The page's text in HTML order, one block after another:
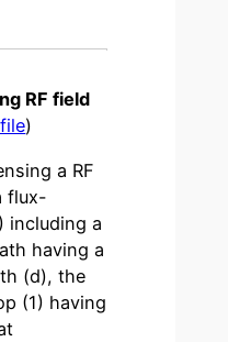
RF field
)
a RF
flux-
including a
having a
(d), the
(1) having